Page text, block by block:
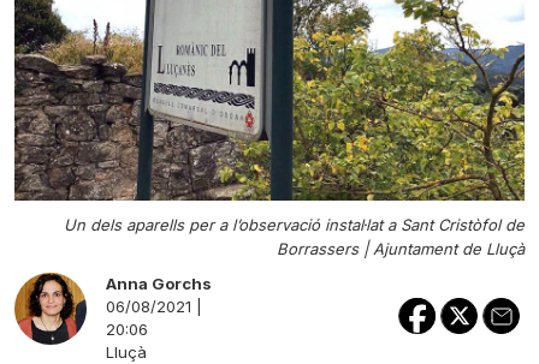
Un dels aparells per a l’observació instal·lat a Sant Cristòfol de
Borrassers |Ajuntament de Lluçà
Anna Gorchs
06/08/2021 |
20:06
Lluçà